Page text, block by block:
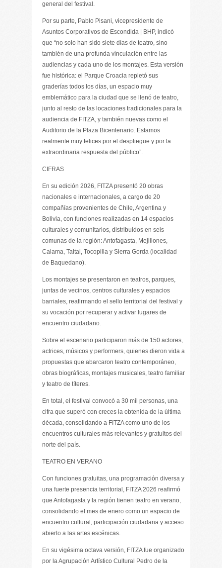
general del festival.
Por su parte, Pablo Pisani, vicepresidente de
Asuntos Corporativos de Escondida | BHP, indicó
que “no solo han sido siete días de teatro, sino
también de una profunda vinculación entre las
audiencias y cada uno de los montajes. Esta versión
fue histórica: el Parque Croacia repletó sus
graderías todos los días, un espacio muy
emblemático para la ciudad que se llenó de teatro,
junto al resto de las locaciones tradicionales para la
audiencia de FITZA, y también nuevas como el
Auditorio de la Plaza Bicentenario. Estamos
realmente muy felices por el despliegue y por la
extraordinaria respuesta del público”.
CIFRAS
En su edición 2026, FITZA presentó 20 obras
nacionales e internacionales, a cargo de 20
compañías provenientes de Chile, Argentina y
Bolivia, con funciones realizadas en 14 espacios
culturales y comunitarios, distribuidos en seis
comunas de la región: Antofagasta, Mejillones,
Calama, Taltal, Tocopilla y Sierra Gorda (localidad
de Baquedano).
Los montajes se presentaron en teatros, parques,
juntas de vecinos, centros culturales y espacios
barriales, reafirmando el sello territorial del festival y
su vocación por recuperar y activar lugares de
encuentro ciudadano.
Sobre el escenario participaron más de 150 actores,
actrices, músicos y performers, quienes dieron vida a
propuestas que abarcaron teatro contemporáneo,
obras biográficas, montajes musicales, teatro familiar
y teatro de títeres.
En total, el festival convocó a 30 mil personas, una
cifra que superó con creces la obtenida de la última
década, consolidando a FITZA como uno de los
encuentros culturales más relevantes y gratuitos del
norte del país.
TEATRO EN VERANO
Con funciones gratuitas, una programación diversa y
una fuerte presencia territorial, FITZA 2026 reafirmó
que Antofagasta y la región tienen teatro en verano,
consolidando el mes de enero como un espacio de
encuentro cultural, participación ciudadana y acceso
abierto a las artes escénicas.
En su vigésima octava versión, FITZA fue organizado
por la Agrupación Artístico Cultural Pedro de la